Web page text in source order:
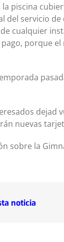
la piscina
del servicio
cualquier
porque
dejad
nuevas
sobre la
noticia